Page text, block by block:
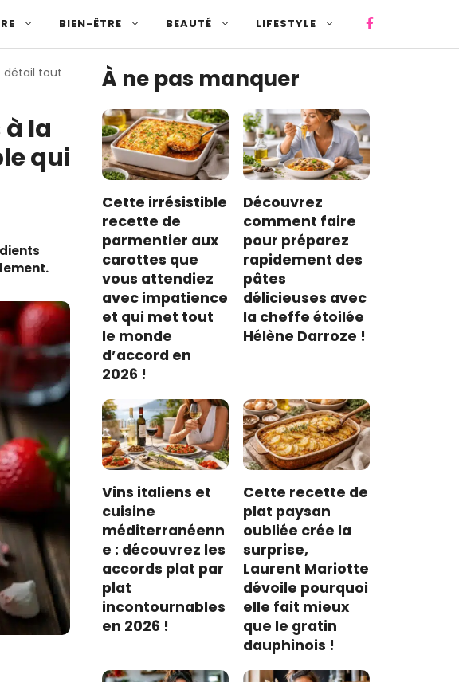
BIEN-ÊTRE BEAUTÉ LIFESTYLE
détail tout
à la
qui
À ne pas manquer
Cette irrésistible
recette de
parmentier aux
carottes que
vous attendiez
avec impatience
et qui met tout
le monde
d’accord en
2026 !
Découvrez
comment faire
pour préparez
rapidement des
pâtes
délicieuses avec
la cheffe étoilée
Hélène Darroze !
Vins italiens et
cuisine
méditerranéenn
e : découvrez les
accords plat par
plat
incontournables
en 2026 !
Cette recette de
plat paysan
oubliée crée la
surprise,
Laurent Mariotte
dévoile pourquoi
elle fait mieux
que le gratin
dauphinois !